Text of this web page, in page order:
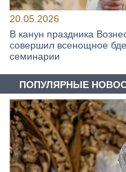
20.05.2026
В канун праздника
совершил всенощное
семинарии
ПОПУЛЯРНЫЕ